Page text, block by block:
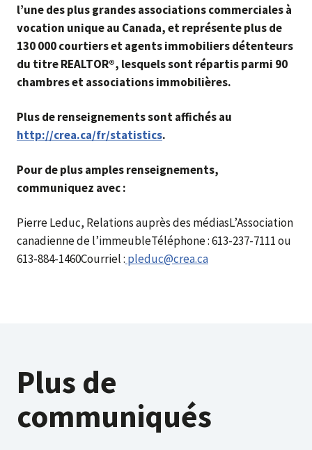
l’une des plus grandes associations commerciales à
vocation unique au Canada, et représente plus de
130 000 courtiers et agents immobiliers détenteurs
du titre REALTOR®, lesquels sont répartis parmi 90
chambres et associations immobilières.
Plus de renseignements sont affichés au
http://crea.ca/fr/statistics.
Pour de plus amples renseignements,
communiquez avec :
Pierre Leduc, Relations auprès des médiasL’Association
canadienne de l’immeubleTéléphone : 613-237-7111 ou
613-884-1460Courriel : pleduc@crea.ca
Plus de
communiqués